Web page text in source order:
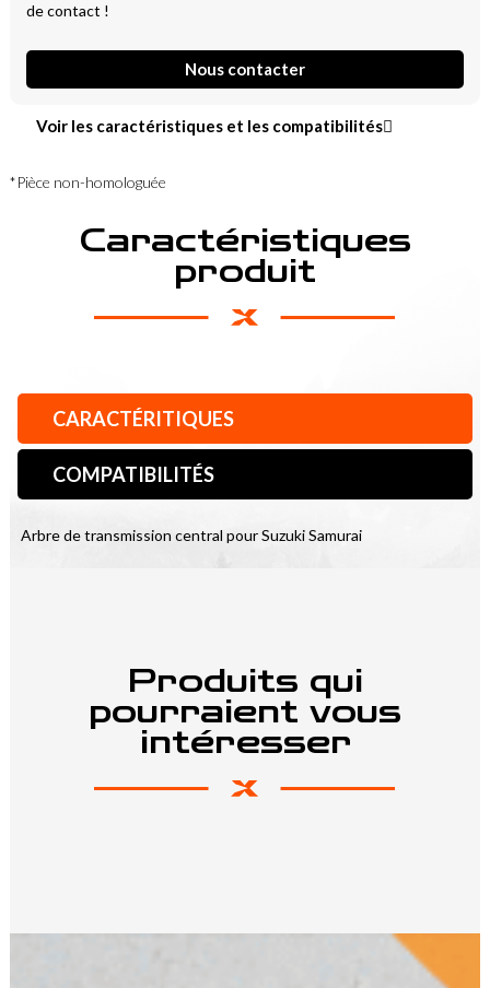
de contact !
Nous contacter
Voir les caractéristiques et les compatibilités
*Pièce non-homologuée
Caractéristiques
produit
CARACTÉRITIQUES
COMPATIBILITÉS
Arbre de transmission central pour Suzuki Samurai
Produits qui
pourraient vous
intéresser